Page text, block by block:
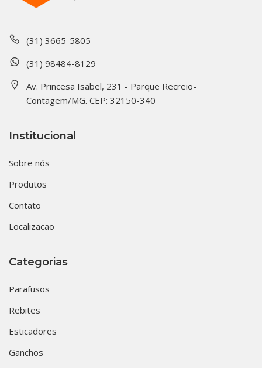
(31) 3665-5805
(31) 98484-8129
Av. Princesa Isabel, 231 - Parque Recreio-
Contagem/MG. CEP: 32150-340
Institucional
Sobre nós
Produtos
Contato
Localizacao
Categorias
Parafusos
Rebites
Esticadores
Ganchos